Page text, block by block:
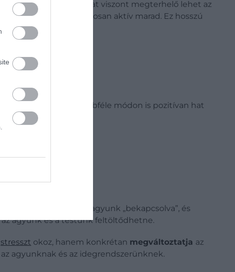
túlzott információáradat viszont megterhelő lehet az
– folyamatosan aktív marad. Ez hosszú
szemben. Többféle módon is pozitívan hat
hogy túl sokat vagyunk „bekapcsolva”, és
agyunk és a testünk feltöltődhetne.
stresszt okoz, hanem konkrétan megváltoztatja az
agyunknak és az idegrendszerünknek.